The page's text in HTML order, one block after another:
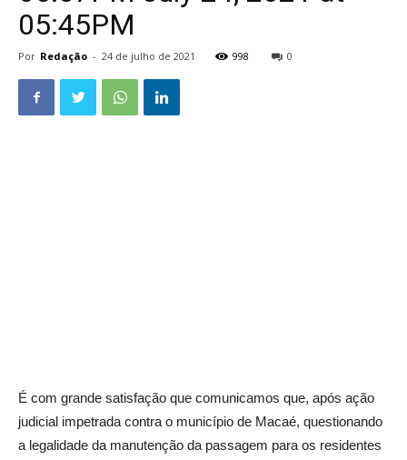
05:45PM
Por Redação - 24 de julho de 2021 998 0
É com grande satisfação que comunicamos que, após ação
judicial impetrada contra o município de Macaé, questionando
a legalidade da manutenção da passagem para os residentes